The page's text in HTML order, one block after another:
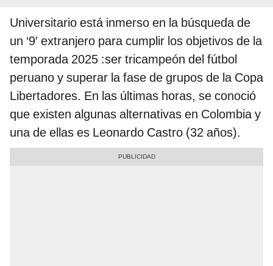
Universitario está inmerso en la búsqueda de
un ‘9′ extranjero para cumplir los objetivos de la
temporada 2025 :ser tricampeón del fútbol
peruano y superar la fase de grupos de la Copa
Libertadores. En las últimas horas, se conoció
que existen algunas alternativas en Colombia y
una de ellas es Leonardo Castro (32 años).